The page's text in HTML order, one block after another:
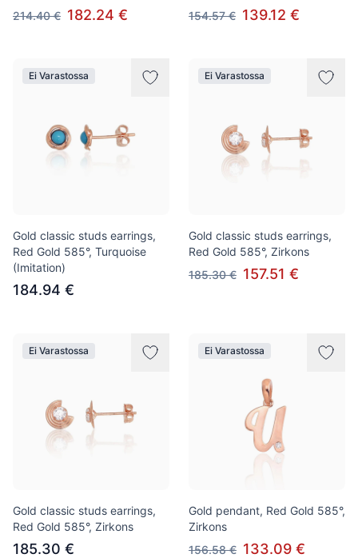
214.40 € 182.24 €
154.57 € 139.12 €
Ei Varastossa
Gold classic studs earrings,
Red Gold 585°, Turquoise
(Imitation)
184.94 €
Ei Varastossa
Gold classic studs earrings,
Red Gold 585°, Zirkons
185.30 € 157.51 €
Ei Varastossa
Gold classic studs earrings,
Red Gold 585°, Zirkons
185.30 €
Ei Varastossa
Gold pendant, Red Gold 585°,
Zirkons
156.58 € 133.09 €